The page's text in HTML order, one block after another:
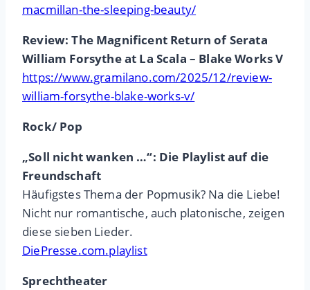
macmillan-the-sleeping-beauty/
Review: The Magnificent Return of Serata
William Forsythe at La Scala – Blake Works V
https://www.gramilano.com/2025/12/review-
william-forsythe-blake-works-v/
Rock/ Pop
„Soll nicht wanken …“: Die Playlist auf die
Freundschaft
Häufigstes Thema der Popmusik? Na die Liebe!
Nicht nur romantische, auch platonische, zeigen
diese sieben Lieder.
DiePresse.com.playlist
Sprechtheater